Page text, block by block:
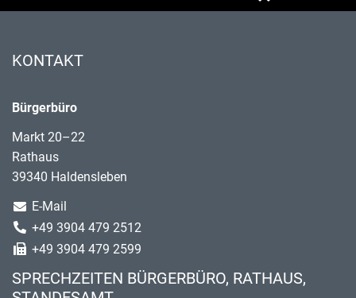
KONTAKT
Bürgerbüro
Markt 20–22
Rathaus
39340 Haldensleben
E-Mail
+49 3904 479 2512
+49 3904 479 2599
SPRECHZEITEN BÜRGERBÜRO, RATHAUS,